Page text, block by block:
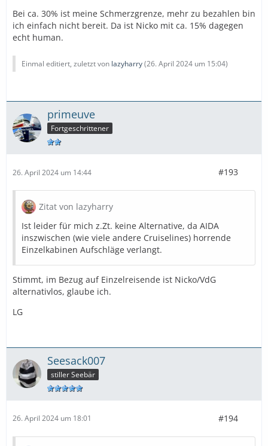
Bei ca. 30% ist meine Schmerzgrenze, mehr zu bezahlen bin
ich einfach nicht bereit. Da ist Nicko mit ca. 15% dagegen
echt human.
Einmal editiert, zuletzt von lazyharry(26. April 2024 um 15:04)
primeuve
Fortgeschrittener
26. April 2024 um 14:44 #193
Zitat von lazyharry
Ist leider für mich z.Zt. keine Alternative, da AIDA
inszwischen (wie viele andere Cruiselines) horrende
Einzelkabinen Aufschläge verlangt.
Stimmt, im Bezug auf Einzelreisende ist Nicko/VdG
alternativlos, glaube ich.
LG
Seesack007
stiller Seebär
26. April 2024 um 18:01 #194